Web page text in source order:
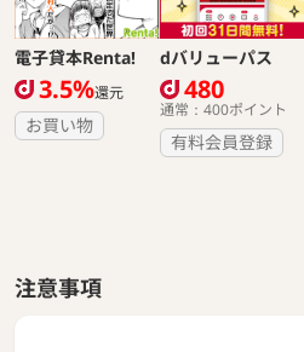
電子貸本Renta!
3.5%還元
お買い物
dバリューパス
480
通常：400ポイント
有料会員登録
注意事項